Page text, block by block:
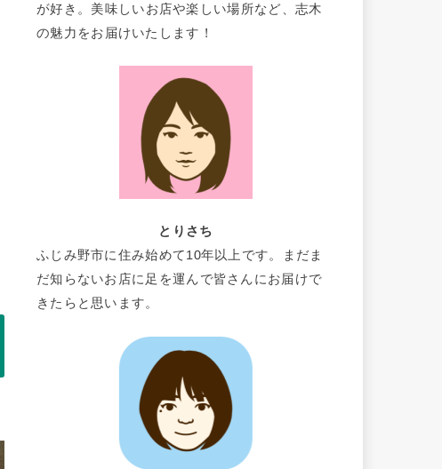
が好き。美味しいお店や楽しい場所など、志木
の魅力をお届けいたします！
とりさち
ふじみ野市に住み始めて10年以上です。まだま
だ知らないお店に足を運んで皆さんにお届けで
きたらと思います。